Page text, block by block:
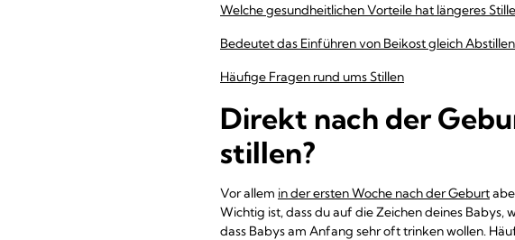
Welche gesundheitlichen Vorteile hat längeres
Bedeutet das Einführen von Beikost gleich
Häufige Fragen rund ums Stillen
Direkt nach der
stillen?
Vor allem in der ersten Woche nach der Geburt
Wichtig ist, dass du auf die Zeichen deines Babys,
dass Babys am Anfang sehr oft trinken wollen.